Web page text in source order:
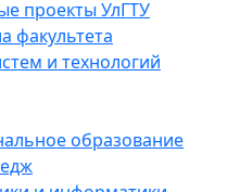
проекты УлГТУ
факультета
и технологий
образование